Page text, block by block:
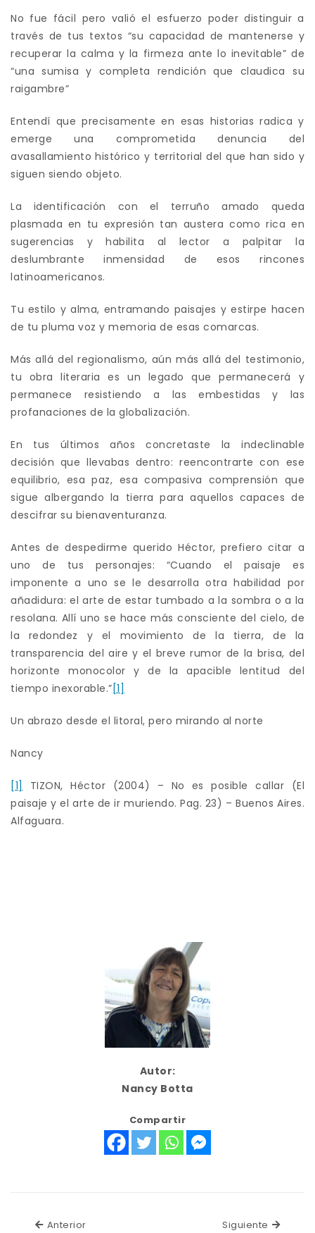
No fue fácil pero valió el esfuerzo poder distinguir a
través de tus textos “su capacidad de mantenerse y
recuperar la calma y la firmeza ante lo inevitable” de
“una sumisa y completa rendición que claudica su
raigambre”
Entendí que precisamente en esas historias radica y
emerge una comprometida denuncia del
avasallamiento histórico y territorial del que han sido y
siguen siendo objeto.
La identificación con el terruño amado queda
plasmada en tu expresión tan austera como rica en
sugerencias y habilita al lector a palpitar la
deslumbrante inmensidad de esos rincones
latinoamericanos.
Tu estilo y alma, entramando paisajes y estirpe hacen
de tu pluma voz y memoria de esas comarcas.
Más allá del regionalismo, aún más allá del testimonio,
tu obra literaria es un legado que permanecerá y
permanece resistiendo a las embestidas y las
profanaciones de la globalización.
En tus últimos años concretaste la indeclinable
decisión que llevabas dentro: reencontrarte con ese
equilibrio, esa paz, esa compasiva comprensión que
sigue albergando la tierra para aquellos capaces de
descifrar su bienaventuranza.
Antes de despedirme querido Héctor, prefiero citar a
uno de tus personajes: “Cuando el paisaje es
imponente a uno se le desarrolla otra habilidad por
añadidura: el arte de estar tumbado a la sombra o a la
resolana. Allí uno se hace más consciente del cielo, de
la redondez y el movimiento de la tierra, de la
transparencia del aire y el breve rumor de la brisa, del
horizonte monocolor y de la apacible lentitud del
tiempo inexorable.” [1]
Un abrazo desde el litoral, pero mirando al norte
Nancy
[1]
TIZON, Héctor (2004) – No es posible callar (El
paisaje y el arte de ir muriendo. Pag. 23) – Buenos Aires.
Alfaguara.
Autor:
Nancy Botta
Compartir
AnteriorAnterior Siguiente